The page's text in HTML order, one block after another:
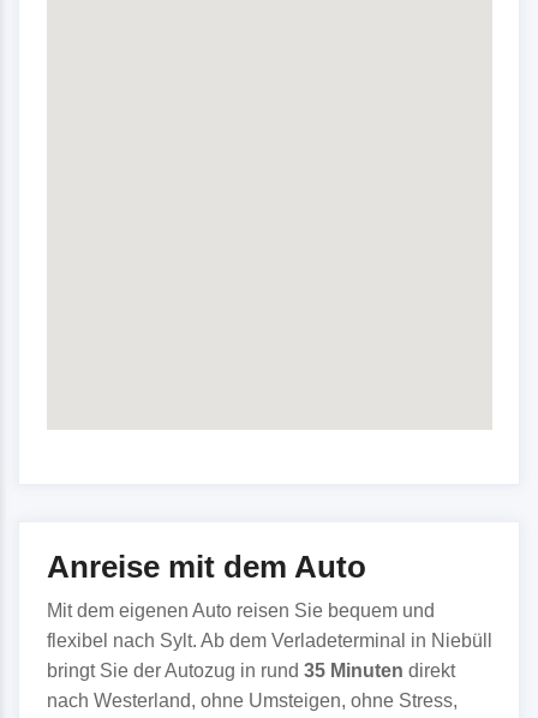
Anreise mit dem Auto
Mit dem eigenen Auto reisen Sie bequem und
flexibel nach Sylt. Ab dem Verladeterminal in Niebüll
bringt Sie der Autozug in rund 35 Minuten direkt
nach Westerland, ohne Umsteigen, ohne Stress,